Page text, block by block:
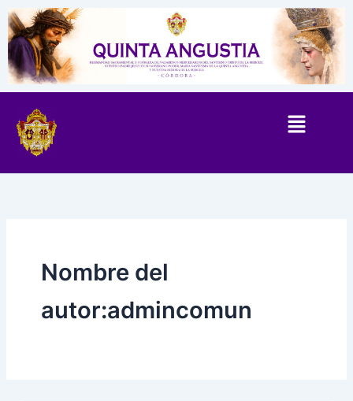
contenido
Nombre del
autor:admincomun